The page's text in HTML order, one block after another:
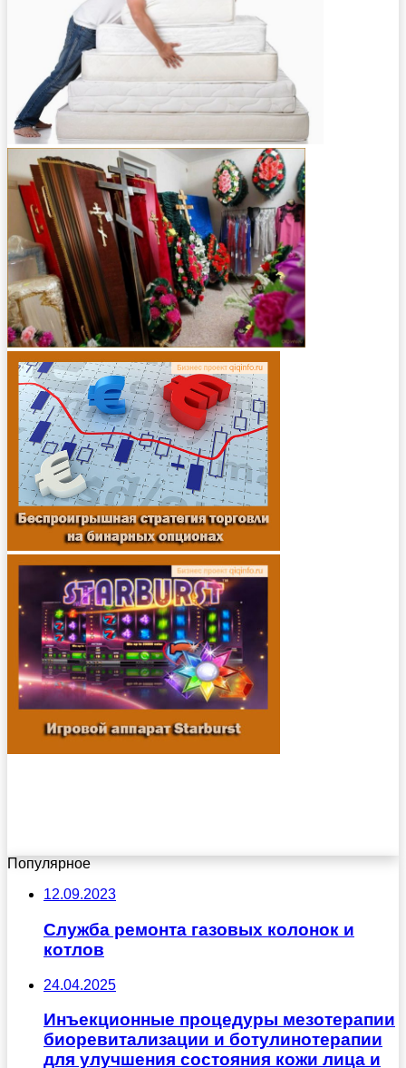
Популярное
12.09.2023
Служба ремонта газовых колонок и
котлов
24.04.2025
Инъекционные процедуры мезотерапии
биоревитализации и ботулинотерапии
для улучшения состояния кожи лица и